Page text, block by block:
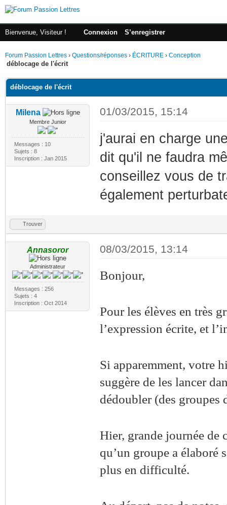
Bienvenue, Visiteur ! Connexion S’enregistrer
Forum Passion Lettres › Questions/réponses › ÉCRITURE › Conception
déblocage de l'écrit
déblocage de l'écrit
Milena
Membre Junior
Messages : 10
Sujets : 8
Inscription : Jan 2015
01/03/2015, 15:14
j'aurai en charge
dit qu'il ne faudra
conseillez vous de
également
Trouver
Annasoror
Administrateur
Messages : 256
Sujets : 4
Inscription : Oct 2014
08/03/2015, 13:14
Bonjour,
Pour les élèves en très
l’expression écrite, et
Si apparemment, votre
suggère de les lancer
dédoubler (des groupes
Hier, grande journée de
qu’un groupe a élaboré
plus en difficulté.